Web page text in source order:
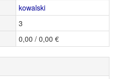
kowalski
3
0,00 / 0,00 €